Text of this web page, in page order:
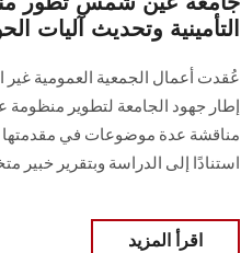
التأمينية وتحديث آليات
عُقدت أعمال الجمعية العمومية
إطار جهود الجامعة لتطوير
مناقشة عدة موضوعات في مقدمتها
استنادًا إلى الدراسة وبتقرير خبير
اقرأ المزيد